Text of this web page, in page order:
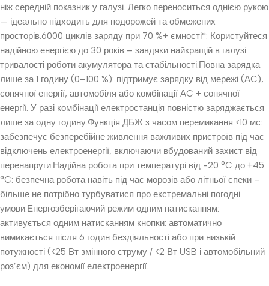
ніж середній показник у галузі. Легко переноситься однією рукою
— ідеально підходить для подорожей та обмежених
просторів.6000 циклів заряду при 70 %+ ємності*: Користуйтеся
надійною енергією до 30 років – завдяки найкращій в галузі
тривалості роботи акумулятора та стабільності.Повна зарядка
лише за 1 годину (0–100 %): підтримує зарядку від мережі (AC),
сонячної енергії, автомобіля або комбінації AC + сонячної
енергії. У разі комбінації електростанція повністю заряджається
лише за одну годину.Функція ДБЖ з часом перемикання <10 мс:
забезпечує безперебійне живлення важливих пристроїв під час
відключень електроенергії, включаючи вбудований захист від
перенапруги.Надійна робота при температурі від -20 °C до +45
°C: безпечна робота навіть під час морозів або літньої спеки –
більше не потрібно турбуватися про екстремальні погодні
умови.Енергозберігаючий режим одним натисканням:
активується одним натисканням кнопки: автоматично
вимикається після 6 годин бездіяльності або при низькій
потужності (<25 Вт змінного струму / <2 Вт USB і автомобільний
роз’єм) для економії електроенергії.